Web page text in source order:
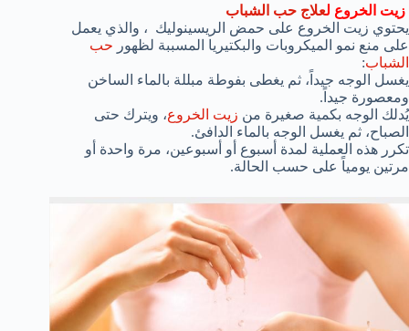
زيت الخروع لعلاج حب الشباب
يحتوي زيت الخروع على حمض الريسينوليك ، والذي يعمل
على منع نمو الميكروبات والبكتيريا المسببة لظهور حب
الشباب:
يغسل الوجه جيداً، ثم يغطى بفوطة مبللة بالماء الساخن
ومعصورة جيداً.
يُدلك الوجه بكمية صغيرة من زيت الخروع، ويترك حتى
الصباح، ثم يغسل الوجه بالماء الدافئ.
تكرر هذه العملية لمدة أسبوع أو أسبوعين، مرة واحدة أو
مرتين يومياً على حسب الحالة.